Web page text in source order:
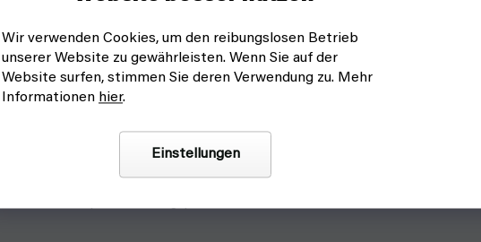
Wir verwenden Cookies, um den reibungslosen Betrieb
unserer Website zu gewährleisten. Wenn Sie auf der
Website surfen, stimmen Sie deren Verwendung zu. Mehr
Informationen hier.
Einstellungen
Acrylfarben, die zum Bemalen von Figuren nicht nur für
Schema inspirieren lassen oder Ihre eigene Fantasie
Farbtönen (Base, Mid, High)